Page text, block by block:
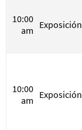
10:00
am Exposición
10:00
am Exposición